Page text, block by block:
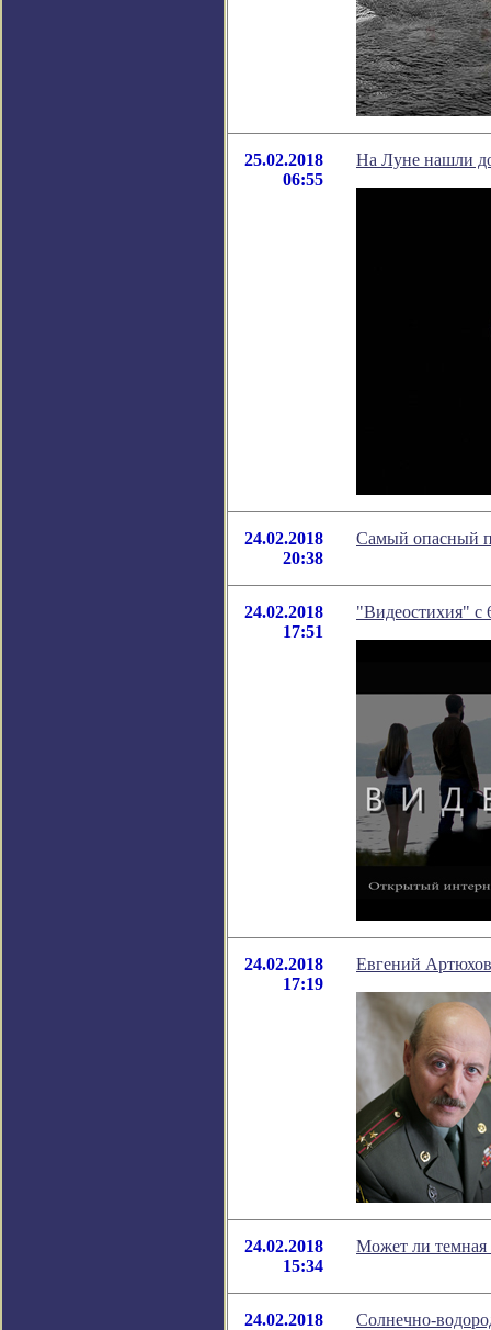
25.02.2018
06:55
На Луне нашли
24.02.2018
20:38
Самый опасный
24.02.2018
17:51
"Видеостихия" с
24.02.2018
17:19
Евгений
24.02.2018
15:34
Может ли темная
24.02.2018 Солнечно-